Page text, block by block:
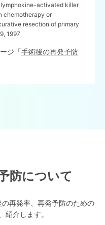
activated killer
chemotherapy or
resection of primary
1997
ジ「手術後の再発予防
防について
再発率、再発予防のための
紹介します。